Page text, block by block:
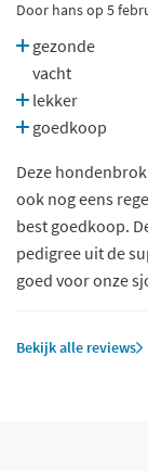
Door hans op 5
gezonde
vacht
lekker
goedkoop
Deze
ook nog eens
best goedkoop.
pedigree uit de
goed voor onze
Bekijk alle reviews